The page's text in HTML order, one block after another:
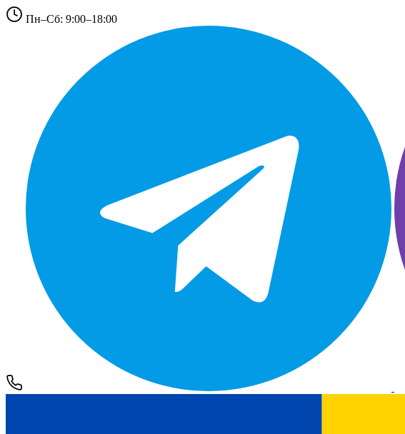
Пн–Сб: 9:00–18:00